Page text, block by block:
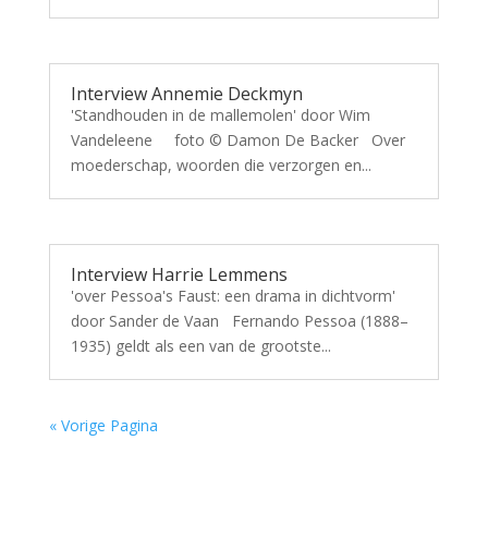
Interview Annemie Deckmyn
'Standhouden in de mallemolen' door Wim
Vandeleene foto © Damon De Backer Over
moederschap, woorden die verzorgen en...
Interview Harrie Lemmens
'over Pessoa's Faust: een drama in dichtvorm'
door Sander de Vaan Fernando Pessoa (1888–
1935) geldt als een van de grootste...
« Vorige Pagina